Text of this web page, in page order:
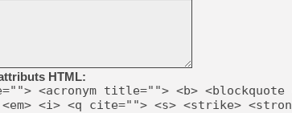
HTML:
<acronym title=""> <b> <blockquote
<i> <q cite=""> <s> <strike>